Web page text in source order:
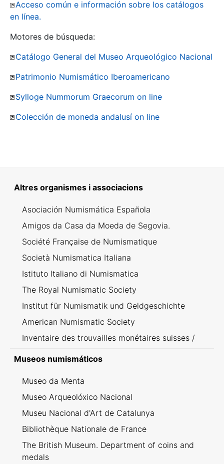
Acceso común e información sobre los catálogos
en línea.
Motores de búsqueda:
Catálogo General del Museo Arqueológico Nacional
Patrimonio Numismático Iberoamericano
Sylloge Nummorum Graecorum on line
Colección de moneda andalusí on line
Altres organismes i associacions
Asociación Numismática Española
Amigos da Casa da Moeda de Segovia.
Société Française de Numismatique
Società Numismatica Italiana
Istituto Italiano di Numismatica
The Royal Numismatic Society
Institut für Numismatik und Geldgeschichte
American Numismatic Society
Inventaire des trouvailles monétaires suisses /
Museos numismáticos
Museo da Menta
Museo Arqueolóxico Nacional
Museu Nacional d'Art de Catalunya
Bibliothèque Nationale de France
The British Museum. Department of coins and
medals